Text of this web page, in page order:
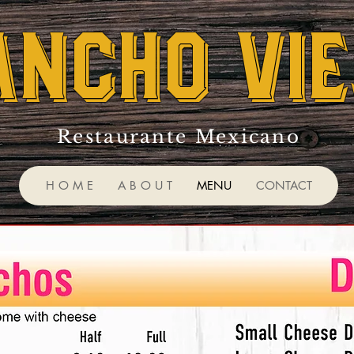
Restaurante Mexicano
H O M E A B O U T MENU CONTACT